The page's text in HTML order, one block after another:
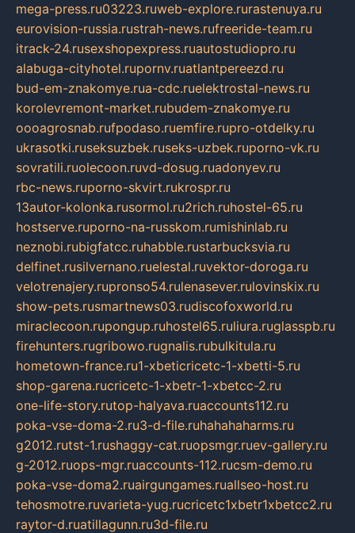
mega-press.ru03223.ruweb-explore.rurastenuya.ru
eurovision-russia.rustrah-news.rufreeride-team.ru
itrack-24.rusexshopexpress.ruautostudiopro.ru
alabuga-cityhotel.rupornv.ruatlantpereezd.ru
bud-em-znakomye.rua-cdc.ruelektrostal-news.ru
korolevremont-market.rubudem-znakomye.ru
oooagrosnab.rufpodaso.ruemfire.rupro-otdelky.ru
ukrasotki.ruseksuzbek.ruseks-uzbek.ruporno-vk.ru
sovratili.ruolecoon.ruvd-dosug.ruadonyev.ru
rbc-news.ruporno-skvirt.rukrospr.ru
13autor-kolonka.rusormol.ru2rich.ruhostel-65.ru
hostserve.ruporno-na-russkom.rumishinlab.ru
neznobi.rubigfatcc.ruhabble.rustarbucksvia.ru
delfinet.rusilvernano.ruelestal.ruvektor-doroga.ru
velotrenajery.rupronso54.rulenasever.rulovinskix.ru
show-pets.rusmartnews03.rudiscofoxworld.ru
miraclecoon.rupongup.ruhostel65.ruliura.ruglasspb.ru
firehunters.rugribowo.rugnalis.rubulkitula.ru
hometown-france.ru1-xbeticricetc-1-xbetti-5.ru
shop-garena.rucricetc-1-xbetr-1-xbetcc-2.ru
one-life-story.rutop-halyava.ruaccounts112.ru
poka-vse-doma-2.ru3-d-file.ruhahahaharms.ru
g2012.rutst-1.rushaggy-cat.ruopsmgr.ruev-gallery.ru
g-2012.ruops-mgr.ruaccounts-112.rucsm-demo.ru
poka-vse-doma2.ruairgungames.ruallseo-host.ru
tehosmotre.ruvarieta-yug.rucricetc1xbetr1xbetcc2.ru
raytor-d.ruatillagunn.ru3d-file.ru